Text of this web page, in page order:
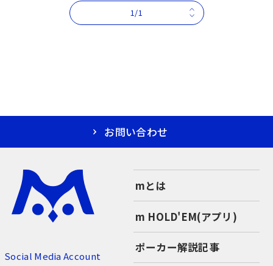
1/1
お問い合わせ
Social Media Account
mとは
m HOLD'EM(アプリ)
ポーカー解説記事